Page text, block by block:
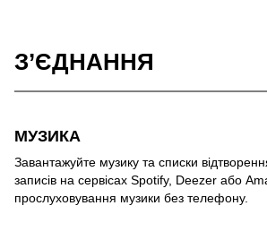
З’ЄДНАННЯ
МУЗИКА
Завантажуйте музику та списки
записів на сервісах Spotify, Deezer або
прослуховування музики без телефону.